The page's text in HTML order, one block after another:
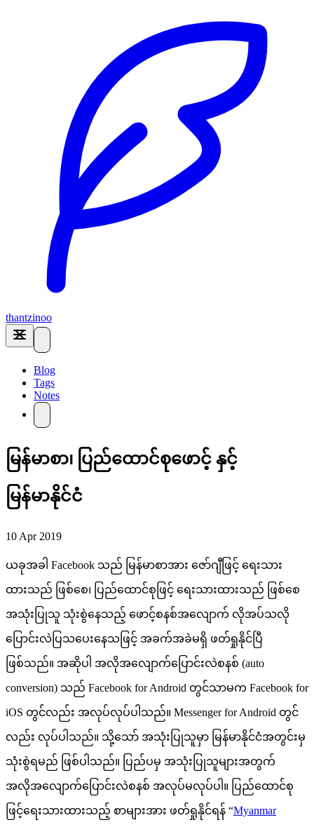
thantzinoo
Blog
Tags
Notes
မြန်မာစာ၊ ပြည်ထောင်စုဖောင့် နှင့်
မြန်မာနိုင်ငံ
10 Apr 2019
ယခုအခါ Facebook သည် မြန်မာစာအား ဇော်ဂျီဖြင့် ရေးသား
ထားသည် ဖြစ်စေ၊ ပြည်ထောင်စုဖြင့် ရေးသားထားသည် ဖြစ်စေ
အသုံးပြုသူ သုံးစွဲနေသည့် ဖောင့်စနစ်အလျောက် လိုအပ်သလို
ပြောင်းလဲပြသပေးနေသဖြင့် အခက်အခဲမရှိ ဖတ်ရှုနိုင်ပြီ
ဖြစ်သည်။ အဆိုပါ အလိုအလျောက်ပြောင်းလဲစနစ် (auto
conversion) သည် Facebook for Android တွင်သာမက Facebook for
iOS တွင်လည်း အလုပ်လုပ်ပါသည်။ Messenger for Android တွင်
လည်း လုပ်ပါသည်။ သို့သော် အသုံးပြုသူမှာ မြန်မာနိုင်ငံအတွင်းမှ
သုံးစွဲရမည် ဖြစ်ပါသည်။ ပြည်ပမှ အသုံးပြုသူများအတွက်
အလိုအလျောက်ပြောင်းလဲစနစ် အလုပ်မလုပ်ပါ။ ပြည်ထောင်စု
ဖြင့်ရေးသားထားသည့် စာများအား ဖတ်ရှုနိုင်ရန် “Myanmar